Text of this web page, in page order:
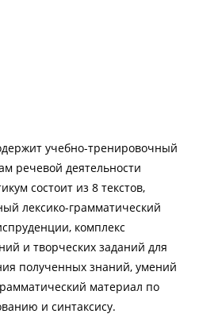
учебно-тренировочный
речевой деятельности
состоит из 8 текстов,
лексико-грамматический
комплекс
и творческих заданий для
полученных знаний, умений
материал по
и синтаксису.